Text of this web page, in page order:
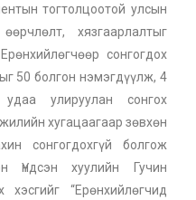
тогтолцоотой улсын
хязгаарлалтыг
сонгогдох
50 болгон нэмэгдүүлж, 4
улируулан сонгох
хугацаагаар зөвхөн
сонгогдохгүй болгож
Үндсэн хуулийн Гучин
“Ерөнхийлөгчид